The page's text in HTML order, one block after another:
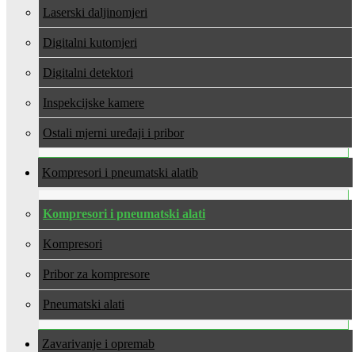
Laserski daljinomjeri
Digitalni kutomjeri
Digitalni detektori
Inspekcijske kamere
Ostali mjerni uređaji i pribor
Kompresori i pneumatski alati
Kompresori i pneumatski alati
Kompresori
Pribor za kompresore
Pneumatski alati
Zavarivanje i oprema